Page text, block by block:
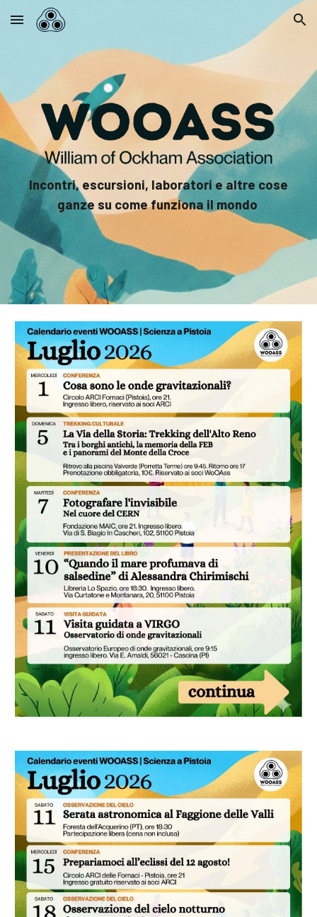
Skip to main content Skip to navigation
Incontri, escursioni, laboratori e altre cose
ganze su come funziona il mondo